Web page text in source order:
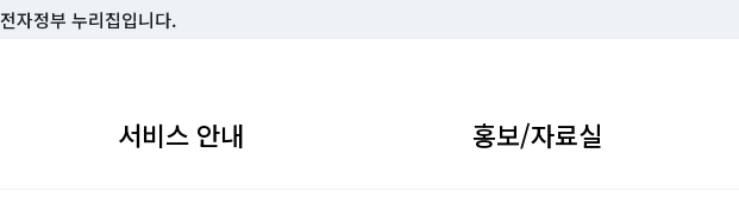
자정부 누리집입니다.
담센터
서비스 안내 홍보/자료실